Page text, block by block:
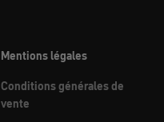
Mentions légales
Conditions générales de
vente